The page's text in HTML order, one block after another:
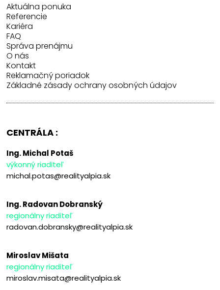
Aktuálna ponuka
Referencie
Kariéra
FAQ
Správa prenájmu
O nás
Kontakt
Reklamačný poriadok
Základné zásady ochrany osobných údajov
CENTRÁLA :
Ing. Michal Potaš
výkonný riaditeľ
michal.potas@realityalpia.sk
Ing. Radovan Dobranský
regionálny riaditeľ
radovan.dobransky@realityalpia.sk
Miroslav Mišata
regionálny riaditeľ
miroslav.misata@realityalpia.sk